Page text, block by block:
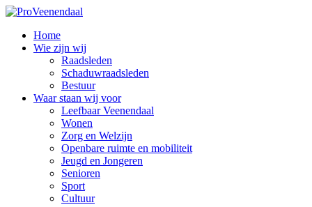
Home
Wie zijn wij
Raadsleden
Schaduwraadsleden
Bestuur
Waar staan wij voor
Leefbaar Veenendaal
Wonen
Zorg en Welzijn
Openbare ruimte en mobiliteit
Jeugd en Jongeren
Senioren
Sport
Cultuur